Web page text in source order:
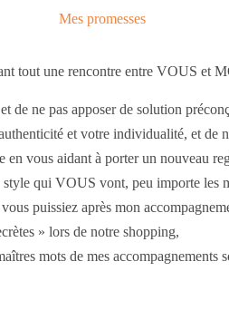
Mes promesses
tout une rencontre entre VOUS et
de ne pas apposer de solution
et votre individualité, et de
vous aidant à porter un nouveau
qui VOUS vont, peu importe les
puissiez après mon
» lors de notre shopping,
mots de mes accompagnements